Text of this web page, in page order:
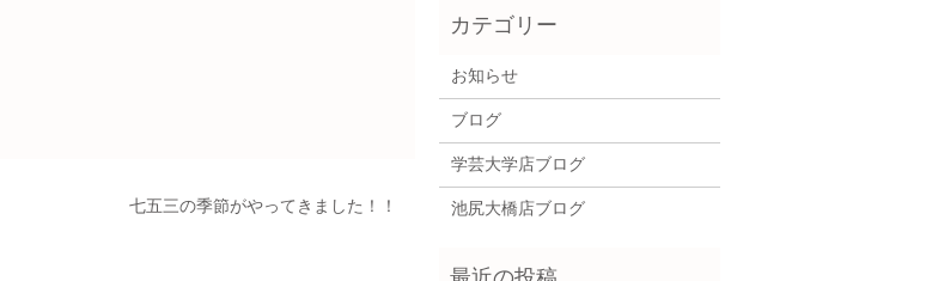
七五三の季節がやってきました！！
お知らせ
ブログ
学芸大学店ブログ
池尻大橋店ブログ